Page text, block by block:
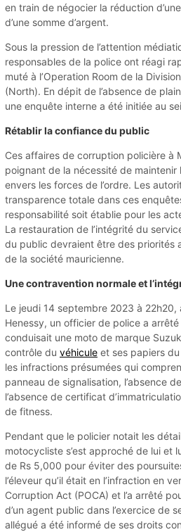
en train de négocier la réduction
d’une somme d’argent.
Sous la pression de l’attention
responsables de la police ont réagi
muté à l’Operation Room de la
(North). En dépit de l’absence de
une enquête interne a été initiée au
Rétablir la confiance du public
Ces affaires de corruption policière à
poignant de la nécessité de
envers les forces de l’ordre. Les
transparence totale dans ces
responsabilité soit établie pour les
La restauration de l’intégrité du
du public devraient être des priorités
de la société mauricienne.
Une contravention normale et
Le jeudi 14 septembre 2023 à 22h20,
Henessy, un officier de police a
conduisait une moto de marque
contrôle du véhicule et ses papiers
les infractions présumées qui
panneau de signalisation, l’absence
l’absence de certificat
de fitness.
Pendant que le policier notait les
motocycliste s’est approché de lui et
de Rs 5,000 pour éviter des
l’éleveur qu’il était en l’infraction en
Corruption Act (POCA) et l’a arrêté
d’un agent public dans l’exercice de
allégué a été informé de ses droits